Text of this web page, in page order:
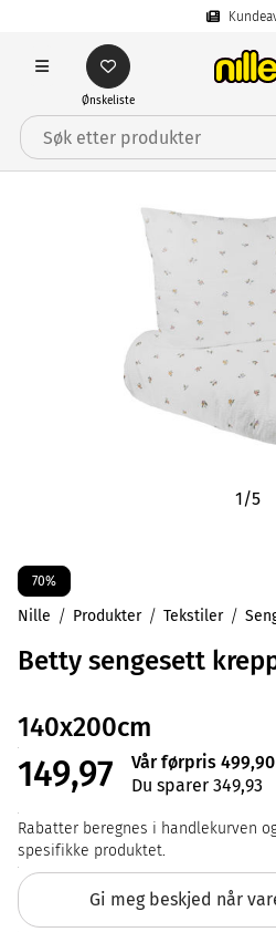
Ønskeliste
1/5
70%
Nille Produkter Tekstiler
Betty sengesett
140x200cm
149,97
Vår førpris 499,90
Du sparer 349,93
Rabatter beregnes i handlekurven
spesifikke produktet.
Gi meg beskjed når